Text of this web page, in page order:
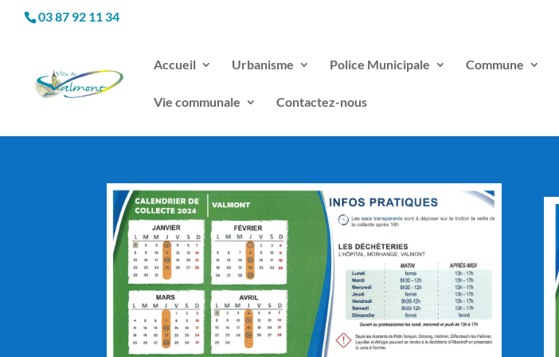
03 87 92 11 34
Accueil Urbanisme Police Municipale Commune
Vie communale Contactez-nous